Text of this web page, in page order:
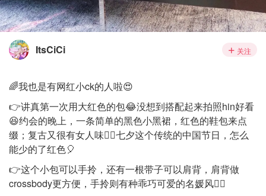
ItsCiCi 关注
🌈我也是有网红小ck的人啦😍
👉讲真第一次用大红色的包😂没想到搭配起来拍照hin好看
😆约会的晚上，一条简单的黑色小黑裙，红色的鞋包来点
缀；复古又很有女人味🙋‍♀️七夕这个传统的中国节日，怎么
能少的了红色🎈
👉这个小包可以手拎，还有一根带子可以肩背，肩背做
crossbody更方便，手拎则有种乖巧可爱的名媛风🧖‍♀️